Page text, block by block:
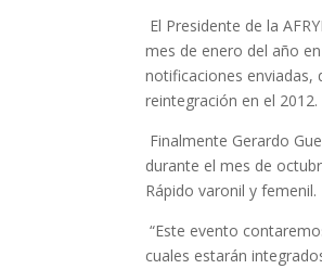
El Presidente de la
mes de enero del año
notificaciones
reintegración en el 2012.
Finalmente Gerardo
durante el mes de
Rápido varonil y femenil.
“Este evento
cuales estarán